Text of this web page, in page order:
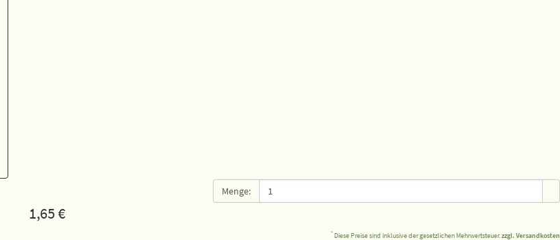
Menge:
1,65€
* Diese Preise sind inklusive der gesetzlichen Mehrwertsteuer.zzgl. Versandkosten